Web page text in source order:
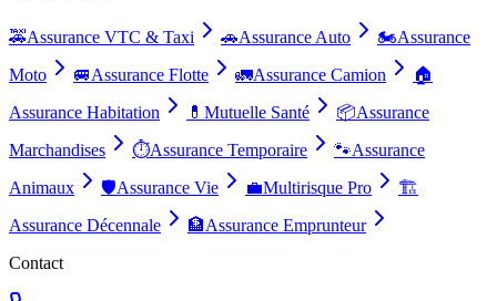
🚕Assurance VTC & Taxi 🚗Assurance Auto 🏍️Assurance
Moto
🚐Assurance Flotte 🚛Assurance Camion
🏠
Assurance Habitation
💊 Mutuelle Santé 📦Assurance
Marchandises
⏱️Assurance Temporaire 🐾Assurance
Animaux
🛡️Assurance Vie 💼Multirisque Pro
🏗️
Assurance Décennale
🏦Assurance Emprunteur
Contact